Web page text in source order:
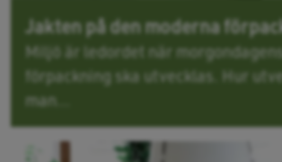
Jakten på den moderna
Miljö är ledordet när
förpackning ska utvecklas. Hur
man...